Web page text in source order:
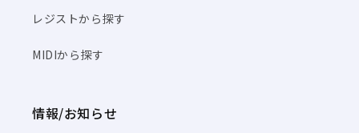
レジストから探す
MIDIから探す
情報/お知らせ